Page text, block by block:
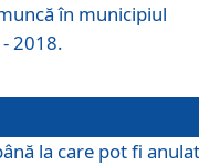
în municipiul
2018.
la care pot fi